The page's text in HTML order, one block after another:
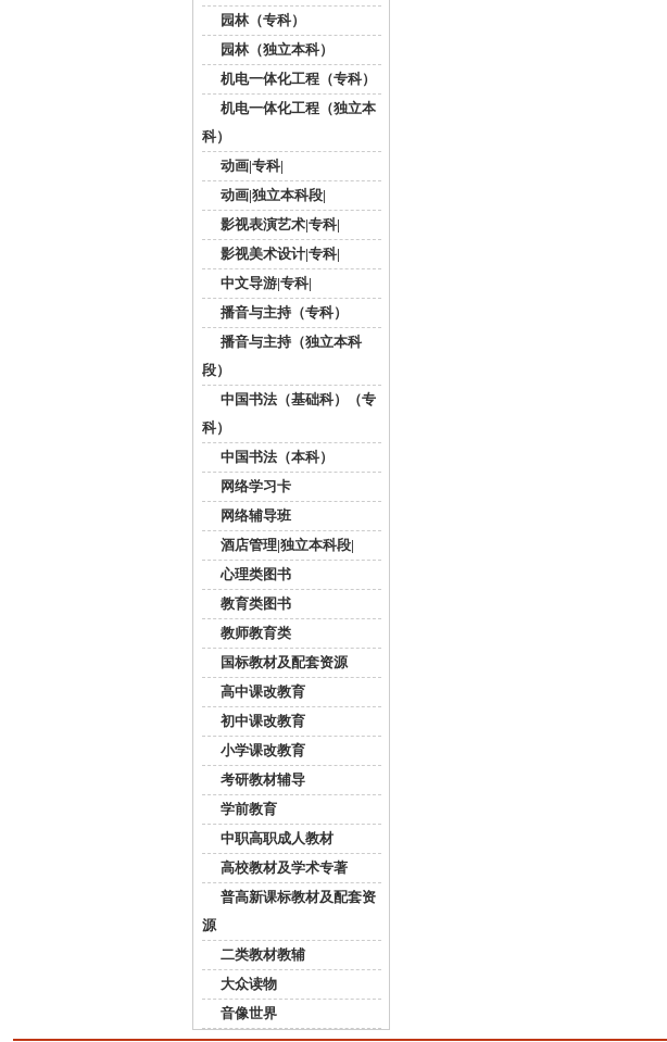
园林（专科）
园林（独立本科）
机电一体化工程（专科）
机电一体化工程（独立本
科）
动画|专科|
动画|独立本科段|
影视表演艺术|专科|
影视美术设计|专科|
中文导游|专科|
播音与主持（专科）
播音与主持（独立本科
段）
中国书法（基础科）（专
科）
中国书法（本科）
网络学习卡
网络辅导班
酒店管理|独立本科段|
心理类图书
教育类图书
教师教育类
国标教材及配套资源
高中课改教育
初中课改教育
小学课改教育
考研教材辅导
学前教育
中职高职成人教材
高校教材及学术专著
普高新课标教材及配套资
源
二类教材教辅
大众读物
音像世界